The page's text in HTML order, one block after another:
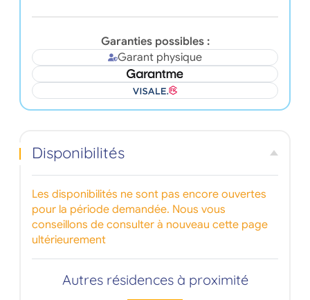
Garanties possibles :
Garant physique
Disponibilités
Les disponibilités ne sont pas encore ouvertes
pour la période demandée. Nous vous
conseillons de consulter à nouveau cette page
ultérieurement
Autres résidences à proximité